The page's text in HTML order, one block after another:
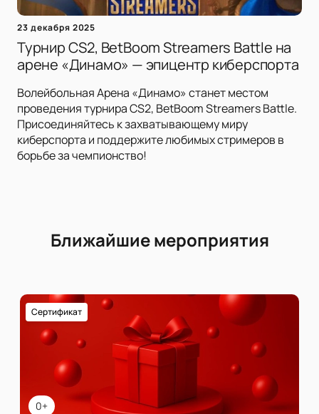
23 декабря 2025
Турнир CS2, BetBoom Streamers Battle на
арене «Динамо» — эпицентр киберспорта
Волейбольная Арена «Динамо» станет местом
проведения турнира CS2, BetBoom Streamers Battle.
Присоединяйтесь к захватывающему миру
киберспорта и поддержите любимых стримеров в
борьбе за чемпионство!
Ближайшие мероприятия
0+
Сертификат